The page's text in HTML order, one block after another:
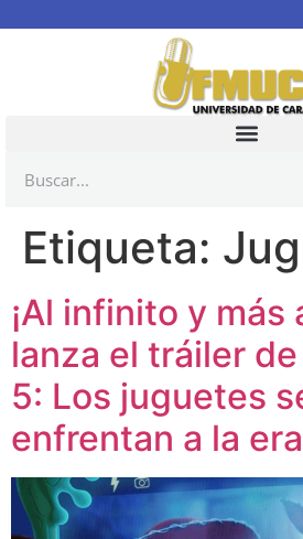
Etiqueta:
¡Al infinito y más
lanza el tráiler
5: Los juguetes
enfrentan a la